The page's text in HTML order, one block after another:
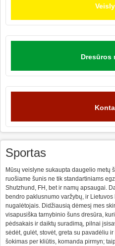
Dresūros
Sportas
Mūsų veislyne sukaupta daugelio metų
ruošiame šunis ne tik standartiniams
Shutzhund, FH, bet ir namų apsaugai.
bendro paklusnumo varžybų, ir
nugalėtojais. Didžiausią dėmesį mes
visapusiška tarnybinio šuns dresūra,
pėdsakais ir daiktų suradimą, pilnai
sėdėt, gulėt, stovėt, greta su pavadėliu
šokimas per kliūtis, komanda pirmyn;